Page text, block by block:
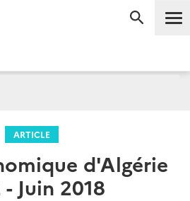
ARTICLE
d'Algérie
- Juin 2018